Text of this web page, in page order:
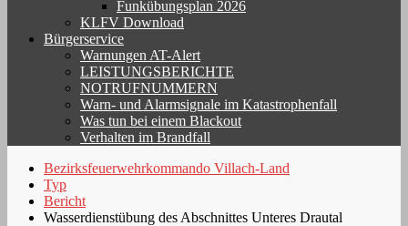
Funkübungsplan 2026
KLFV Download
Bürgerservice
Warnungen AT-Alert
LEISTUNGSBERICHTE
NOTRUFNUMMERN
Warn- und Alarmsignale im Katastrophenfall
Was tun bei einem Blackout
Verhalten im Brandfall
Bezirksfeuerwehrkommando Villach-Land
Typ
Bericht
Wasserdienstübung des Abschnittes Unteres Drautal